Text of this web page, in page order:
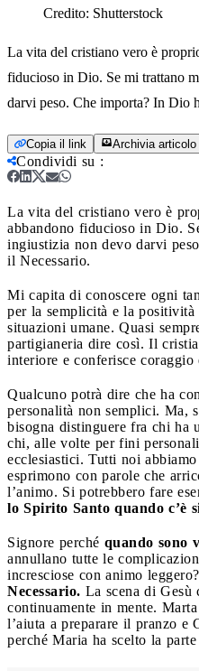
Credito: Shutterstock
La vita del cristiano vero è
fiducioso in Dio. Se mi trattano
darvi peso. Che importa? In Dio
Copia il link Archivia articolo
Condividi su :
La vita del cristiano vero è
abbandono fiducioso in Dio.
ingiustizia non devo darvi
il Necessario.
Mi capita di conoscere ogni
per la semplicità e la
situazioni umane. Quasi
partigianeria dire così. Il
interiore e conferisce
Qualcuno potrà dire che ha
personalità non semplici. Ma,
bisogna distinguere fra chi ha
chi, alle volte per fini
ecclesiastici. Tutti noi
esprimono con parole che
l’animo. Si potrebbero fare
lo Spirito Santo quando c’è
Signore perché quando sono
annullano tutte le
incresciose con animo leggero?
Necessario. La scena di Gesù
continuamente in mente.
l’aiuta a preparare il pranzo e
perché Maria ha scelto la